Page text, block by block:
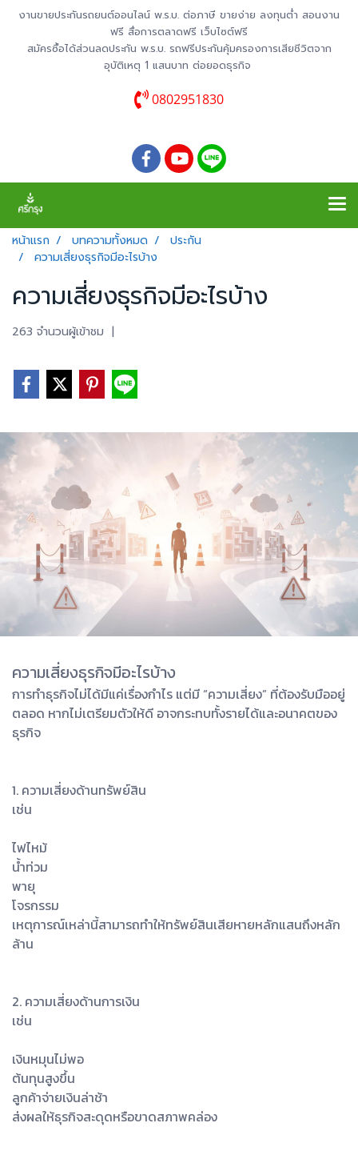
งานขายประกันรถยนต์ออนไลน์ พ.ร.บ. ต่อภาษี ขายง่าย ลงทุนต่ำ สอนงาน
ฟรี สื่อการตลาดฟรี เว็บไซต์ฟรี
สมัครซื้อได้ส่วนลดประกัน พ.ร.บ. รถฟรีประกันคุ้มครองการเสียชีวิตจาก
อุบัติเหตุ 1 แสนบาท ต่อยอดธุรกิจ
0802951830
หน้าแรก บทความทั้งหมด
ประกัน
ความเสี่ยงธุรกิจมีอะไรบ้าง
ความเสี่ยงธุรกิจมีอะไรบ้าง
263 จำนวนผู้เข้าชม |
ความเสี่ยงธุรกิจมีอะไรบ้าง
การทำธุรกิจไม่ได้มีแค่เรื่องกำไร แต่มี “ความเสี่ยง” ที่ต้องรับมืออยู่
ตลอด หากไม่เตรียมตัวให้ดี อาจกระทบทั้งรายได้และอนาคตของ
ธุรกิจ
1. ความเสี่ยงด้านทรัพย์สิน
เช่น
ไฟไหม้
น้ำท่วม
พายุ
โจรกรรม
เหตุการณ์เหล่านี้สามารถทำให้ทรัพย์สินเสียหายหลักแสนถึงหลัก
ล้าน
2. ความเสี่ยงด้านการเงิน
เช่น
เงินหมุนไม่พอ
ต้นทุนสูงขึ้น
ลูกค้าจ่ายเงินล่าช้า
ส่งผลให้ธุรกิจสะดุดหรือขาดสภาพคล่อง